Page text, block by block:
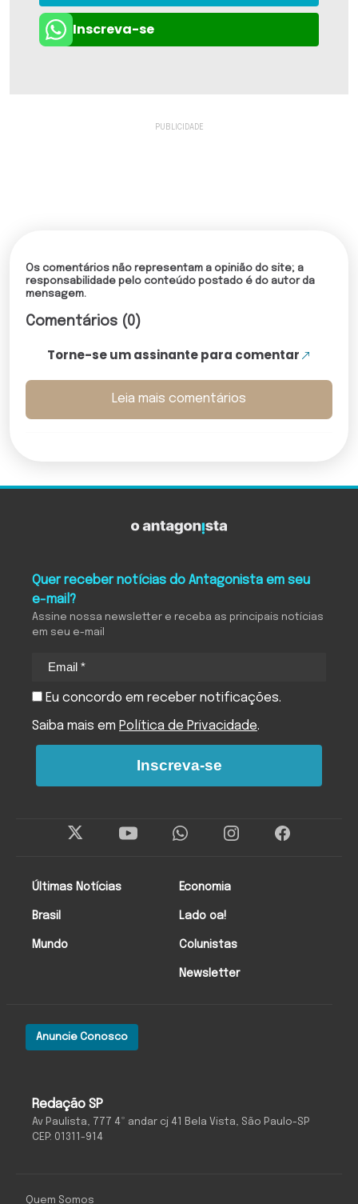
Inscreva-se
Os comentários não representam a opinião do site; a
responsabilidade pelo conteúdo postado é do autor da
mensagem.
Comentários (0)
Torne-se um assinante para comentar
Leia mais comentários
Redação SP
Av Paulista, 777 4º andar cj 41 Bela Vista, São Paulo-SP
CEP: 01311-914
Anuncie Conosco
Últimas Notícias
Brasil
Mundo
Economia
Lado oa!
Colunistas
Newsletter
Quer receber notícias do Antagonista em seu
e-mail?
Assine nossa newsletter e receba as principais notícias
em seu e-mail
Eu concordo em receber notificações.
Saiba mais em Política de Privacidade.
Inscreva-se
Quem Somos